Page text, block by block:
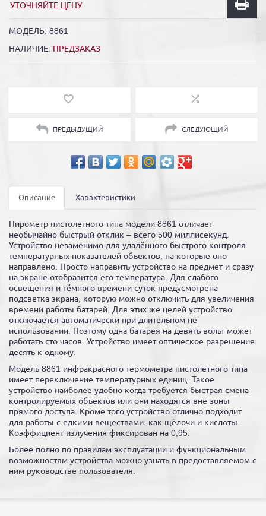
УТОЧНЯЙТЕ ЦЕНУ
МОДЕЛЬ: 8861
НАЛИЧИЕ: ПРЕДЗАКАЗ
ПРЕДЫДУЩИЙ СЛЕДУЮЩИЙ
Описание Характеристики
Пирометр пистолетного типа модели 8861 отличает
необычайно быстрый отклик – всего 500 миллисекунд.
Устройство незаменимо для удалённого быстрого контроля
температурных показателей объектов, на которые оно
направлено. Просто направить устройство на предмет и сразу
на экране отобразится его температура. Для слабого
освещения и тёмного времени суток предусмотрена
подсветка экрана, которую можно отключить для увеличения
времени работы батарей. Для этих же целей устройство
отключается автоматически при длительном не
использовании. Поэтому одна батарея на девять вольт может
работать сто часов. Устройство имеет оптическое разрешение
десять к одному.
Модель 8861 инфракрасного термометра пистолетного типа
имеет переключение температурных единиц. Такое
устройство наиболее удобно когда требуется быстрая смена
контролируемых объектов или они находятся вне зоны
прямого доступа. Кроме того устройство отлично подходит
для работы с едкими веществами. как щёлочи и кислоты.
Коэффициент излучения фиксирован на 0,95.
Более полно по правилам эксплуатации и функциональным
возможностям устройства можно узнать в предоставляемом с
ним руководстве пользователя.